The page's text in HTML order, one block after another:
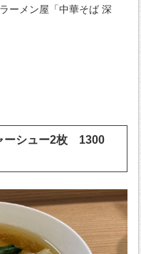
ーメン屋「中華そば 深
ーシュー2枚 1300